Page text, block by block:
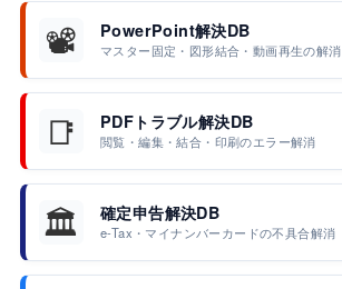
📽️ PowerPoint解決DB
マスター固定・図形結合・動画再生の解消
📑 PDFトラブル解決DB
閲覧・編集・結合・印刷のエラー解消
🏛️ 確定申告解決DB
e-Tax・マイナンバーカードの不具合解消